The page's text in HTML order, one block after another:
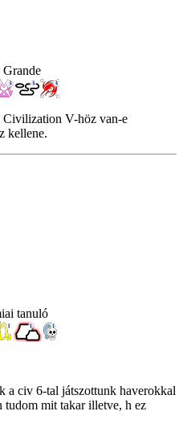
Grande
Civilization V-höz van-e
kellene.
tanuló
a civ 6-tal játszottunk haverokkal
tudom mit takar illetve, h ez